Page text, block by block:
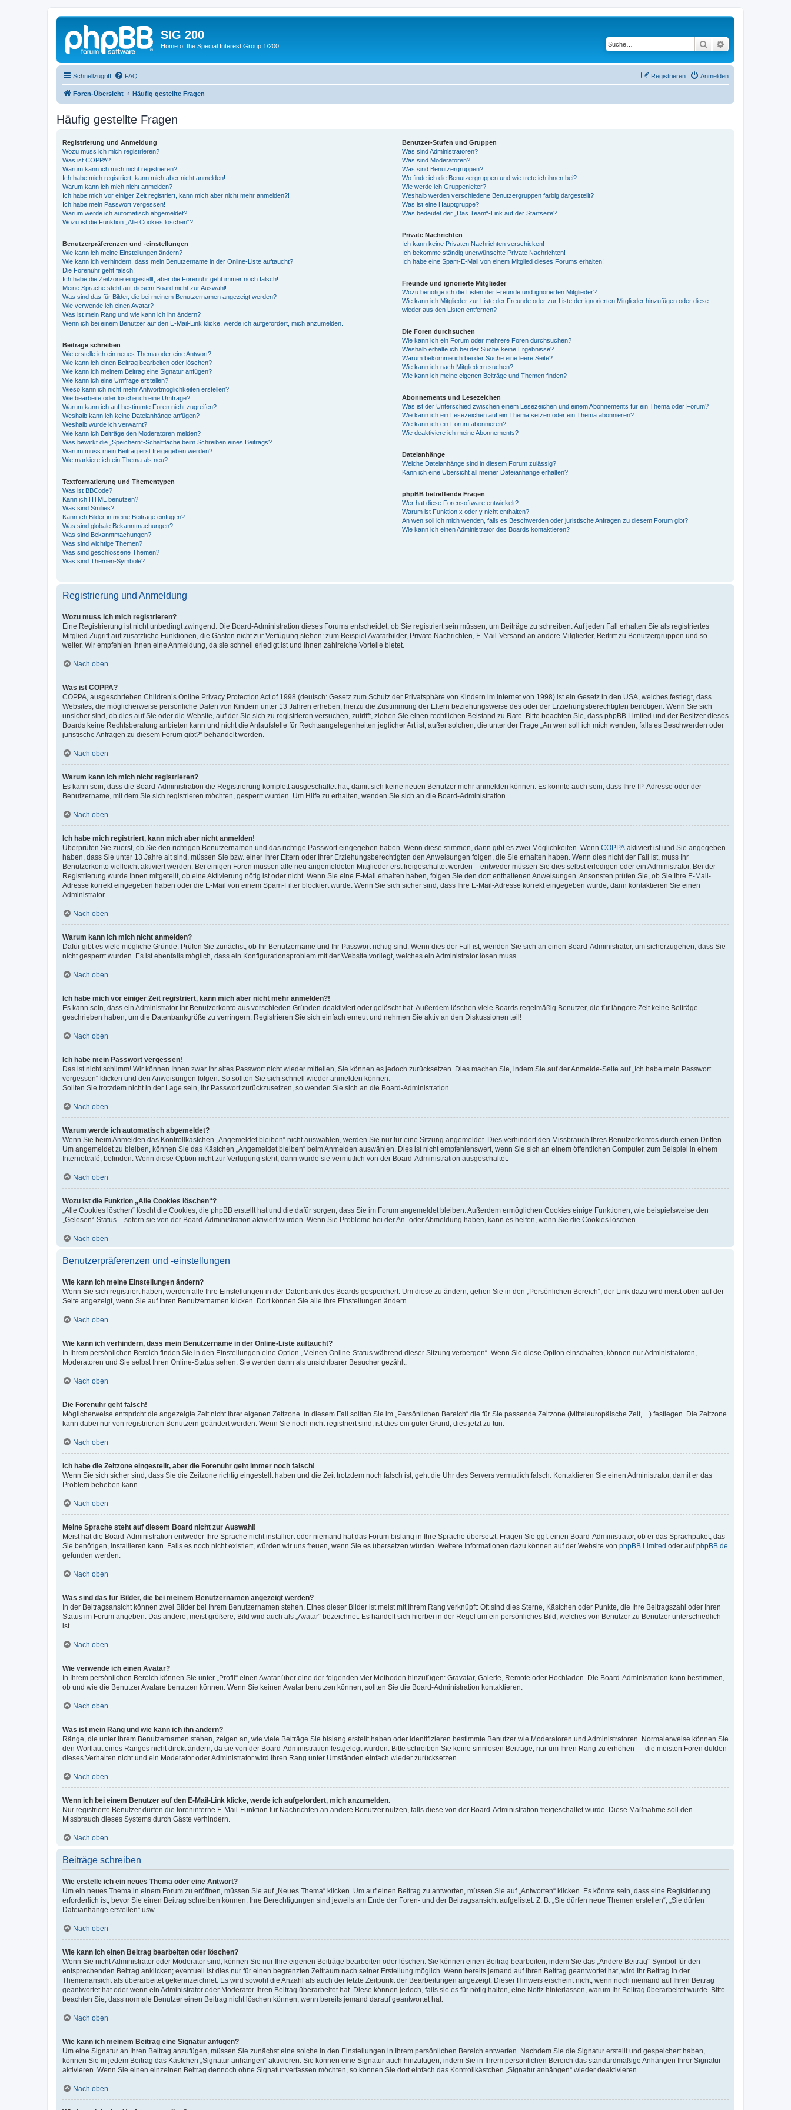
SIG 200
Home of the Special Interest Group 1/200 Suche
Schnellzugriff FAQ Anmelden
Registrieren
Foren-Übersicht Häufig gestellte Fragen
Häufig gestellte Fragen
Registrierung und Anmeldung
Wozu muss ich mich registrieren?
Was ist COPPA?
Warum kann ich mich nicht registrieren?
Ich habe mich registriert, kann mich aber nicht anmelden!
Warum kann ich mich nicht anmelden?
Ich habe mich vor einiger Zeit registriert, kann mich aber nicht mehr anmelden?!
Ich habe mein Passwort vergessen!
Warum werde ich automatisch abgemeldet?
Wozu ist die Funktion „Alle Cookies löschen“?
Benutzerpräferenzen und -einstellungen
Wie kann ich meine Einstellungen ändern?
Wie kann ich verhindern, dass mein Benutzername in der Online-Liste auftaucht?
Die Forenuhr geht falsch!
Ich habe die Zeitzone eingestellt, aber die Forenuhr geht immer noch falsch!
Meine Sprache steht auf diesem Board nicht zur Auswahl!
Was sind das für Bilder, die bei meinem Benutzernamen angezeigt werden?
Wie verwende ich einen Avatar?
Was ist mein Rang und wie kann ich ihn ändern?
Wenn ich bei einem Benutzer auf den E-Mail-Link klicke, werde ich aufgefordert, mich anzumelden.
Beiträge schreiben
Wie erstelle ich ein neues Thema oder eine Antwort?
Wie kann ich einen Beitrag bearbeiten oder löschen?
Wie kann ich meinem Beitrag eine Signatur anfügen?
Wie kann ich eine Umfrage erstellen?
Wieso kann ich nicht mehr Antwortmöglichkeiten erstellen?
Wie bearbeite oder lösche ich eine Umfrage?
Warum kann ich auf bestimmte Foren nicht zugreifen?
Weshalb kann ich keine Dateianhänge anfügen?
Weshalb wurde ich verwarnt?
Wie kann ich Beiträge den Moderatoren melden?
Was bewirkt die „Speichern“-Schaltfläche beim Schreiben eines Beitrags?
Warum muss mein Beitrag erst freigegeben werden?
Wie markiere ich ein Thema als neu?
Textformatierung und Thementypen
Was ist BBCode?
Kann ich HTML benutzen?
Was sind Smilies?
Kann ich Bilder in meine Beiträge einfügen?
Was sind globale Bekanntmachungen?
Was sind Bekanntmachungen?
Was sind wichtige Themen?
Was sind geschlossene Themen?
Was sind Themen-Symbole?
Benutzer-Stufen und Gruppen
Was sind Administratoren?
Was sind Moderatoren?
Was sind Benutzergruppen?
Wo finde ich die Benutzergruppen und wie trete ich ihnen bei?
Wie werde ich Gruppenleiter?
Weshalb werden verschiedene Benutzergruppen farbig dargestellt?
Was ist eine Hauptgruppe?
Was bedeutet der „Das Team“-Link auf der Startseite?
Private Nachrichten
Ich kann keine Privaten Nachrichten verschicken!
Ich bekomme ständig unerwünschte Private Nachrichten!
Ich habe eine Spam-E-Mail von einem Mitglied dieses Forums erhalten!
Freunde und ignorierte Mitglieder
Wozu benötige ich die Listen der Freunde und ignorierten Mitglieder?
Wie kann ich Mitglieder zur Liste der Freunde oder zur Liste der ignorierten Mitglieder hinzufügen oder diese
wieder aus den Listen entfernen?
Die Foren durchsuchen
Wie kann ich ein Forum oder mehrere Foren durchsuchen?
Weshalb erhalte ich bei der Suche keine Ergebnisse?
Warum bekomme ich bei der Suche eine leere Seite?
Wie kann ich nach Mitgliedern suchen?
Wie kann ich meine eigenen Beiträge und Themen finden?
Abonnements und Lesezeichen
Was ist der Unterschied zwischen einem Lesezeichen und einem Abonnements für ein Thema oder Forum?
Wie kann ich ein Lesezeichen auf ein Thema setzen oder ein Thema abonnieren?
Wie kann ich ein Forum abonnieren?
Wie deaktiviere ich meine Abonnements?
Dateianhänge
Welche Dateianhänge sind in diesem Forum zulässig?
Kann ich eine Übersicht all meiner Dateianhänge erhalten?
phpBB betreffende Fragen
Wer hat diese Forensoftware entwickelt?
Warum ist Funktion x oder y nicht enthalten?
An wen soll ich mich wenden, falls es Beschwerden oder juristische Anfragen zu diesem Forum gibt?
Wie kann ich einen Administrator des Boards kontaktieren?
Registrierung und Anmeldung
Wozu muss ich mich registrieren?
Eine Registrierung ist nicht unbedingt zwingend. Die Board-Administration dieses Forums entscheidet, ob Sie registriert sein müssen, um Beiträge zu schreiben. Auf jeden Fall erhalten Sie als registriertes
Mitglied Zugriff auf zusätzliche Funktionen, die Gästen nicht zur Verfügung stehen: zum Beispiel Avatarbilder, Private Nachrichten, E-Mail-Versand an andere Mitglieder, Beitritt zu Benutzergruppen und so
weiter. Wir empfehlen Ihnen eine Anmeldung, da sie schnell erledigt ist und Ihnen zahlreiche Vorteile bietet.
Nach oben
Was ist COPPA?
COPPA, ausgeschrieben Children’s Online Privacy Protection Act of 1998 (deutsch: Gesetz zum Schutz der Privatsphäre von Kindern im Internet von 1998) ist ein Gesetz in den USA, welches festlegt, dass
Websites, die möglicherweise persönliche Daten von Kindern unter 13 Jahren erheben, hierzu die Zustimmung der Eltern beziehungsweise des oder der Erziehungsberechtigten benötigen. Wenn Sie sich
unsicher sind, ob dies auf Sie oder die Website, auf der Sie sich zu registrieren versuchen, zutrifft, ziehen Sie einen rechtlichen Beistand zu Rate. Bitte beachten Sie, dass phpBB Limited und der Besitzer dieses
Boards keine Rechtsberatung anbieten kann und nicht die Anlaufstelle für Rechtsangelegenheiten jeglicher Art ist; außer solchen, die unter der Frage „An wen soll ich mich wenden, falls es Beschwerden oder
juristische Anfragen zu diesem Forum gibt?“ behandelt werden.
Nach oben
Warum kann ich mich nicht registrieren?
Es kann sein, dass die Board-Administration die Registrierung komplett ausgeschaltet hat, damit sich keine neuen Benutzer mehr anmelden können. Es könnte auch sein, dass Ihre IP-Adresse oder der
Benutzername, mit dem Sie sich registrieren möchten, gesperrt wurden. Um Hilfe zu erhalten, wenden Sie sich an die Board-Administration.
Nach oben
Ich habe mich registriert, kann mich aber nicht anmelden!
Überprüfen Sie zuerst, ob Sie den richtigen Benutzernamen und das richtige Passwort eingegeben haben. Wenn diese stimmen, dann gibt es zwei Möglichkeiten. Wenn COPPA aktiviert ist und Sie angegeben
haben, dass Sie unter 13 Jahre alt sind, müssen Sie bzw. einer Ihrer Eltern oder Ihrer Erziehungsberechtigten den Anweisungen folgen, die Sie erhalten haben. Wenn dies nicht der Fall ist, muss Ihr
Benutzerkonto vielleicht aktiviert werden. Bei einigen Foren müssen alle neu angemeldeten Mitglieder erst freigeschaltet werden – entweder müssen Sie dies selbst erledigen oder ein Administrator. Bei der
Registrierung wurde Ihnen mitgeteilt, ob eine Aktivierung nötig ist oder nicht. Wenn Sie eine E-Mail erhalten haben, folgen Sie den dort enthaltenen Anweisungen. Ansonsten prüfen Sie, ob Sie Ihre E-Mail-
Adresse korrekt eingegeben haben oder die E-Mail von einem Spam-Filter blockiert wurde. Wenn Sie sich sicher sind, dass Ihre E-Mail-Adresse korrekt eingegeben wurde, dann kontaktieren Sie einen
Administrator.
Nach oben
Warum kann ich mich nicht anmelden?
Dafür gibt es viele mögliche Gründe. Prüfen Sie zunächst, ob Ihr Benutzername und Ihr Passwort richtig sind. Wenn dies der Fall ist, wenden Sie sich an einen Board-Administrator, um sicherzugehen, dass Sie
nicht gesperrt wurden. Es ist ebenfalls möglich, dass ein Konfigurationsproblem mit der Website vorliegt, welches ein Administrator lösen muss.
Nach oben
Ich habe mich vor einiger Zeit registriert, kann mich aber nicht mehr anmelden?!
Es kann sein, dass ein Administrator Ihr Benutzerkonto aus verschieden Gründen deaktiviert oder gelöscht hat. Außerdem löschen viele Boards regelmäßig Benutzer, die für längere Zeit keine Beiträge
geschrieben haben, um die Datenbankgröße zu verringern. Registrieren Sie sich einfach erneut und nehmen Sie aktiv an den Diskussionen teil!
Nach oben
Ich habe mein Passwort vergessen!
Das ist nicht schlimm! Wir können Ihnen zwar Ihr altes Passwort nicht wieder mitteilen, Sie können es jedoch zurücksetzen. Dies machen Sie, indem Sie auf der Anmelde-Seite auf „Ich habe mein Passwort
vergessen“ klicken und den Anweisungen folgen. So sollten Sie sich schnell wieder anmelden können.
Sollten Sie trotzdem nicht in der Lage sein, Ihr Passwort zurückzusetzen, so wenden Sie sich an die Board-Administration.
Nach oben
Warum werde ich automatisch abgemeldet?
Wenn Sie beim Anmelden das Kontrollkästchen „Angemeldet bleiben“ nicht auswählen, werden Sie nur für eine Sitzung angemeldet. Dies verhindert den Missbrauch Ihres Benutzerkontos durch einen Dritten.
Um angemeldet zu bleiben, können Sie das Kästchen „Angemeldet bleiben“ beim Anmelden auswählen. Dies ist nicht empfehlenswert, wenn Sie sich an einem öffentlichen Computer, zum Beispiel in einem
Internetcafé, befinden. Wenn diese Option nicht zur Verfügung steht, dann wurde sie vermutlich von der Board-Administration ausgeschaltet.
Nach oben
Wozu ist die Funktion „Alle Cookies löschen“?
„Alle Cookies löschen“ löscht die Cookies, die phpBB erstellt hat und die dafür sorgen, dass Sie im Forum angemeldet bleiben. Außerdem ermöglichen Cookies einige Funktionen, wie beispielsweise den
„Gelesen“-Status – sofern sie von der Board-Administration aktiviert wurden. Wenn Sie Probleme bei der An- oder Abmeldung haben, kann es helfen, wenn Sie die Cookies löschen.
Nach oben
Benutzerpräferenzen und -einstellungen
Wie kann ich meine Einstellungen ändern?
Wenn Sie sich registriert haben, werden alle Ihre Einstellungen in der Datenbank des Boards gespeichert. Um diese zu ändern, gehen Sie in den „Persönlichen Bereich“; der Link dazu wird meist oben auf der
Seite angezeigt, wenn Sie auf Ihren Benutzernamen klicken. Dort können Sie alle Ihre Einstellungen ändern.
Nach oben
Wie kann ich verhindern, dass mein Benutzername in der Online-Liste auftaucht?
In Ihrem persönlichen Bereich finden Sie in den Einstellungen eine Option „Meinen Online-Status während dieser Sitzung verbergen“. Wenn Sie diese Option einschalten, können nur Administratoren,
Moderatoren und Sie selbst Ihren Online-Status sehen. Sie werden dann als unsichtbarer Besucher gezählt.
Nach oben
Die Forenuhr geht falsch!
Möglicherweise entspricht die angezeigte Zeit nicht Ihrer eigenen Zeitzone. In diesem Fall sollten Sie im „Persönlichen Bereich“ die für Sie passende Zeitzone (Mitteleuropäische Zeit, ...) festlegen. Die Zeitzone
kann dabei nur von registrierten Benutzern geändert werden. Wenn Sie noch nicht registriert sind, ist dies ein guter Grund, dies jetzt zu tun.
Nach oben
Ich habe die Zeitzone eingestellt, aber die Forenuhr geht immer noch falsch!
Wenn Sie sich sicher sind, dass Sie die Zeitzone richtig eingestellt haben und die Zeit trotzdem noch falsch ist, geht die Uhr des Servers vermutlich falsch. Kontaktieren Sie einen Administrator, damit er das
Problem beheben kann.
Nach oben
Meine Sprache steht auf diesem Board nicht zur Auswahl!
Meist hat die Board-Administration entweder Ihre Sprache nicht installiert oder niemand hat das Forum bislang in Ihre Sprache übersetzt. Fragen Sie ggf. einen Board-Administrator, ob er das Sprachpaket, das
Sie benötigen, installieren kann. Falls es noch nicht existiert, würden wir uns freuen, wenn Sie es übersetzen würden. Weitere Informationen dazu können auf der Website von phpBB Limited oder aufphpBB.de
gefunden werden.
Nach oben
Was sind das für Bilder, die bei meinem Benutzernamen angezeigt werden?
In der Beitragsansicht können zwei Bilder bei Ihrem Benutzernamen stehen. Eines dieser Bilder ist meist mit Ihrem Rang verknüpft: Oft sind dies Sterne, Kästchen oder Punkte, die Ihre Beitragszahl oder Ihren
Status im Forum angeben. Das andere, meist größere, Bild wird auch als „Avatar“ bezeichnet. Es handelt sich hierbei in der Regel um ein persönliches Bild, welches von Benutzer zu Benutzer unterschiedlich
ist.
Nach oben
Wie verwende ich einen Avatar?
In Ihrem persönlichen Bereich können Sie unter „Profil“ einen Avatar über eine der folgenden vier Methoden hinzufügen: Gravatar, Galerie, Remote oder Hochladen. Die Board-Administration kann bestimmen,
ob und wie die Benutzer Avatare benutzen können. Wenn Sie keinen Avatar benutzen können, sollten Sie die Board-Administration kontaktieren.
Nach oben
Was ist mein Rang und wie kann ich ihn ändern?
Ränge, die unter Ihrem Benutzernamen stehen, zeigen an, wie viele Beiträge Sie bislang erstellt haben oder identifizieren bestimmte Benutzer wie Moderatoren und Administratoren. Normalerweise können Sie
den Wortlaut eines Ranges nicht direkt ändern, da sie von der Board-Administration festgelegt wurden. Bitte schreiben Sie keine sinnlosen Beiträge, nur um Ihren Rang zu erhöhen — die meisten Foren dulden
dieses Verhalten nicht und ein Moderator oder Administrator wird Ihren Rang unter Umständen einfach wieder zurücksetzen.
Nach oben
Wenn ich bei einem Benutzer auf den E-Mail-Link klicke, werde ich aufgefordert, mich anzumelden.
Nur registrierte Benutzer dürfen die foreninterne E-Mail-Funktion für Nachrichten an andere Benutzer nutzen, falls diese von der Board-Administration freigeschaltet wurde. Diese Maßnahme soll den
Missbrauch dieses Systems durch Gäste verhindern.
Nach oben
Beiträge schreiben
Wie erstelle ich ein neues Thema oder eine Antwort?
Um ein neues Thema in einem Forum zu eröffnen, müssen Sie auf „Neues Thema“ klicken. Um auf einen Beitrag zu antworten, müssen Sie auf „Antworten“ klicken. Es könnte sein, dass eine Registrierung
erforderlich ist, bevor Sie einen Beitrag schreiben können. Ihre Berechtigungen sind jeweils am Ende der Foren- und der Beitragsansicht aufgelistet. Z. B. „Sie dürfen neue Themen erstellen“, „Sie dürfen
Dateianhänge erstellen“ usw.
Nach oben
Wie kann ich einen Beitrag bearbeiten oder löschen?
Wenn Sie nicht Administrator oder Moderator sind, können Sie nur Ihre eigenen Beiträge bearbeiten oder löschen. Sie können einen Beitrag bearbeiten, indem Sie das „Ändere Beitrag“-Symbol für den
entsprechenden Beitrag anklicken; eventuell ist dies nur für einen begrenzten Zeitraum nach seiner Erstellung möglich. Wenn bereits jemand auf Ihren Beitrag geantwortet hat, wird Ihr Beitrag in der
Themenansicht als überarbeitet gekennzeichnet. Es wird sowohl die Anzahl als auch der letzte Zeitpunkt der Bearbeitungen angezeigt. Dieser Hinweis erscheint nicht, wenn noch niemand auf Ihren Beitrag
geantwortet hat oder wenn ein Administrator oder Moderator Ihren Beitrag überarbeitet hat. Diese können jedoch, falls sie es für nötig halten, eine Notiz hinterlassen, warum Ihr Beitrag überarbeitet wurde. Bitte
beachten Sie, dass normale Benutzer einen Beitrag nicht löschen können, wenn bereits jemand darauf geantwortet hat.
Nach oben
Wie kann ich meinem Beitrag eine Signatur anfügen?
Um eine Signatur an Ihren Beitrag anzufügen, müssen Sie zunächst eine solche in den Einstellungen in Ihrem persönlichen Bereich entwerfen. Nachdem Sie die Signatur erstellt und gespeichert haben,
können Sie in jedem Beitrag das Kästchen „Signatur anhängen“ aktivieren. Sie können eine Signatur auch hinzufügen, indem Sie in Ihrem persönlichen Bereich das standardmäßige Anhängen Ihrer Signatur
aktivieren. Wenn Sie einen einzelnen Beitrag dennoch ohne Signatur verfassen möchten, so können Sie dort einfach das Kontrollkästchen „Signatur anhängen“ wieder deaktivieren.
Nach oben